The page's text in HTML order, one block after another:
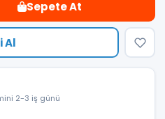
Sepete At
Al
2-3 iş günü